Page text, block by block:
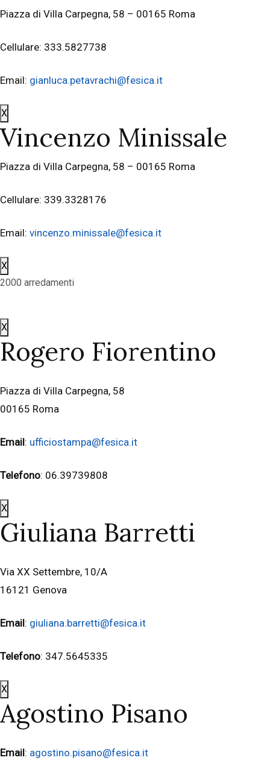
Piazza di Villa Carpegna, 58 – 00165 Roma
Cellulare: 333.5827738
Email: gianluca.petavrachi@fesica.it
X
Vincenzo Minissale
Piazza di Villa Carpegna, 58 – 00165 Roma
Cellulare: 339.3328176
Email: vincenzo.minissale@fesica.it
X
2000 arredamenti
X
Rogero Fiorentino
Piazza di Villa Carpegna, 58
00165 Roma
Email: ufficiostampa@fesica.it
Telefono: 06.39739808
X
Giuliana Barretti
Via XX Settembre, 10/A
16121 Genova
Email: giuliana.barretti@fesica.it
Telefono: 347.5645335
X
Agostino Pisano
Email: agostino.pisano@fesica.it